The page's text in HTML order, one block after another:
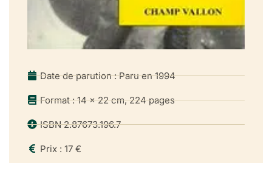
Lettre du colonel Augiéras aux Editions de Minuit 203
Repères biographiques 207
Bibliographie 211
Date de parution : Paru en 1994
Format : 14 x 22 cm, 224 pages
ISBN 2.87673.196.7
Prix : 17 €